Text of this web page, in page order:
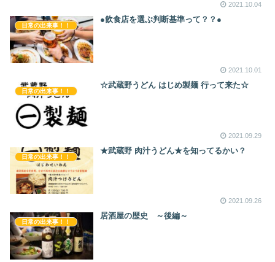
2021.10.04
日常の出来事！！
●飲食店を選ぶ判断基準って？？●
2021.10.01
日常の出来事！！
☆武蔵野うどん はじめ製麺 行って来た☆
2021.09.29
日常の出来事！！
★武蔵野 肉汁うどん★を知ってるかい？
2021.09.26
日常の出来事！！
居酒屋の歴史 ～後編～